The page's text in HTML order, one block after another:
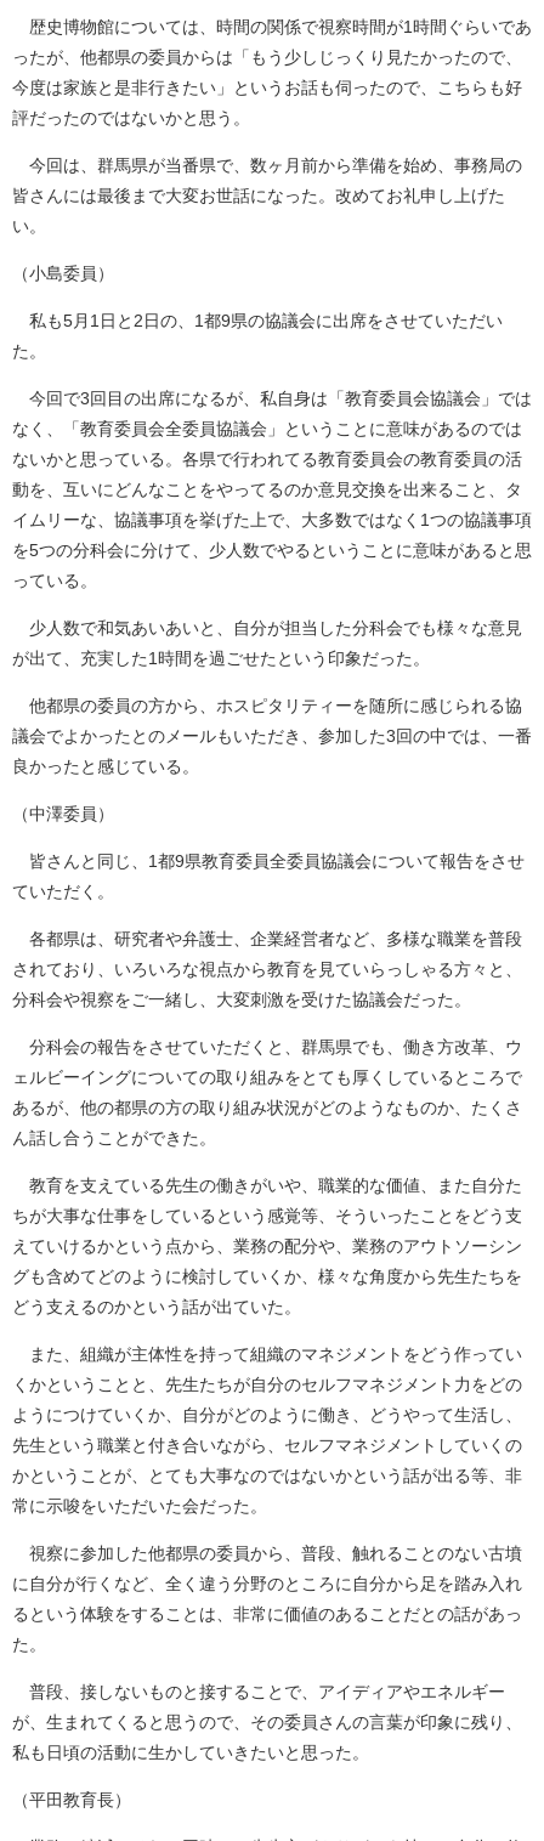
歴史博物館については、時間の関係で視察時間が1時間ぐらいであ
ったが、他都県の委員からは「もう少しじっくり見たかったので、
今度は家族と是非行きたい」というお話も伺ったので、こちらも好
評だったのではないかと思う。
今回は、群馬県が当番県で、数ヶ月前から準備を始め、事務局の
皆さんには最後まで大変お世話になった。改めてお礼申し上げた
い。
（小島委員）
私も5月1日と2日の、1都9県の協議会に出席をさせていただい
た。
今回で3回目の出席になるが、私自身は「教育委員会協議会」では
なく、「教育委員会全委員協議会」ということに意味があるのでは
ないかと思っている。各県で行われてる教育委員会の教育委員の活
動を、互いにどんなことをやってるのか意見交換を出来ること、タ
イムリーな、協議事項を挙げた上で、大多数ではなく1つの協議事項
を5つの分科会に分けて、少人数でやるということに意味があると思
っている。
少人数で和気あいあいと、自分が担当した分科会でも様々な意見
が出て、充実した1時間を過ごせたという印象だった。
他都県の委員の方から、ホスピタリティーを随所に感じられる協
議会でよかったとのメールもいただき、参加した3回の中では、一番
良かったと感じている。
（中澤委員）
皆さんと同じ、1都9県教育委員全委員協議会について報告をさせ
ていただく。
各都県は、研究者や弁護士、企業経営者など、多様な職業を普段
されており、いろいろな視点から教育を見ていらっしゃる方々と、
分科会や視察をご一緒し、大変刺激を受けた協議会だった。
分科会の報告をさせていただくと、群馬県でも、働き方改革、ウ
ェルビーイングについての取り組みをとても厚くしているところで
あるが、他の都県の方の取り組み状況がどのようなものか、たくさ
ん話し合うことができた。
教育を支えている先生の働きがいや、職業的な価値、また自分た
ちが大事な仕事をしているという感覚等、そういったことをどう支
えていけるかという点から、業務の配分や、業務のアウトソーシン
グも含めてどのように検討していくか、様々な角度から先生たちを
どう支えるのかという話が出ていた。
また、組織が主体性を持って組織のマネジメントをどう作ってい
くかということと、先生たちが自分のセルフマネジメント力をどの
ようにつけていくか、自分がどのように働き、どうやって生活し、
先生という職業と付き合いながら、セルフマネジメントしていくの
かということが、とても大事なのではないかという話が出る等、非
常に示唆をいただいた会だった。
視察に参加した他都県の委員から、普段、触れることのない古墳
に自分が行くなど、全く違う分野のところに自分から足を踏み入れ
るという体験をすることは、非常に価値のあることだとの話があっ
た。
普段、接しないものと接することで、アイディアやエネルギー
が、生まれてくると思うので、その委員さんの言葉が印象に残り、
私も日頃の活動に生かしていきたいと思った。
（平田教育長）